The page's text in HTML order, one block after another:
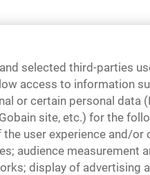
selected third-parties
access to information
or certain personal data
site, etc.) for the
user experience and/or
audience measurement
display of advertising